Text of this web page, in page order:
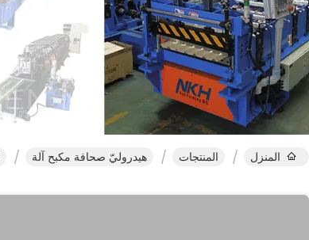
المنزل المنتجات هيدروليّ صحافة مكبح آلة